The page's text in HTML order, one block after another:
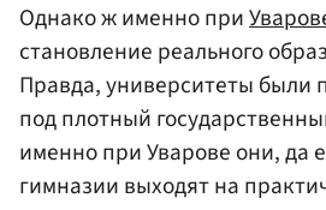
Однако ж именно при
становление реального
Правда, университеты были
под плотный
именно при Уварове они, да
гимназии выходят на